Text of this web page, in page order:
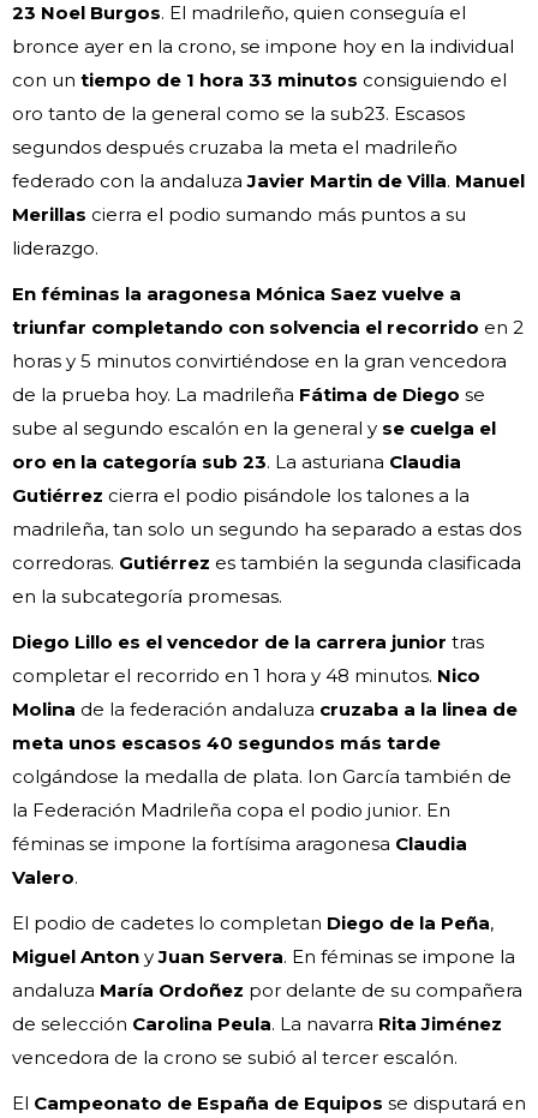
23 Noel Burgos. El madrileño, quien conseguía el
bronce ayer en la crono, se impone hoy en la individual
con un tiempo de 1 hora 33 minutos consiguiendo el
oro tanto de la general como se la sub23. Escasos
segundos después cruzaba la meta el madrileño
federado con la andaluzaJavier Martin de Villa. Manuel
Merillas cierra el podio sumando más puntos a su
liderazgo.
En féminas la aragonesa Mónica Saez vuelve a
triunfar completando con solvencia el recorrido en 2
horas y 5 minutos convirtiéndose en la gran vencedora
de la prueba hoy. La madrileña Fátima de Diego se
sube al segundo escalón en la general y se cuelga el
oro en la categoría sub 23. La asturiana Claudia
Gutiérrez cierra el podio pisándole los talones a la
madrileña, tan solo un segundo ha separado a estas dos
corredoras. Gutiérrez es también la segunda clasificada
en la subcategoría promesas.
Diego Lillo es el vencedor de la carrera junior tras
completar el recorrido en 1 hora y 48 minutos. Nico
Molina de la federación andaluza cruzaba a la linea de
meta unos escasos 40 segundos más tarde
colgándose la medalla de plata. Ion García también de
la Federación Madrileña copa el podio junior. En
féminas se impone la fortísima aragonesa Claudia
Valero.
El podio de cadetes lo completan Diego de la Peña,
Miguel Anton yJuan Servera. En féminas se impone la
andaluza María Ordoñez por delante de su compañera
de selección Carolina Peula. La navarra Rita Jiménez
vencedora de la crono se subió al tercer escalón.
El Campeonato de España de Equipos se disputará en